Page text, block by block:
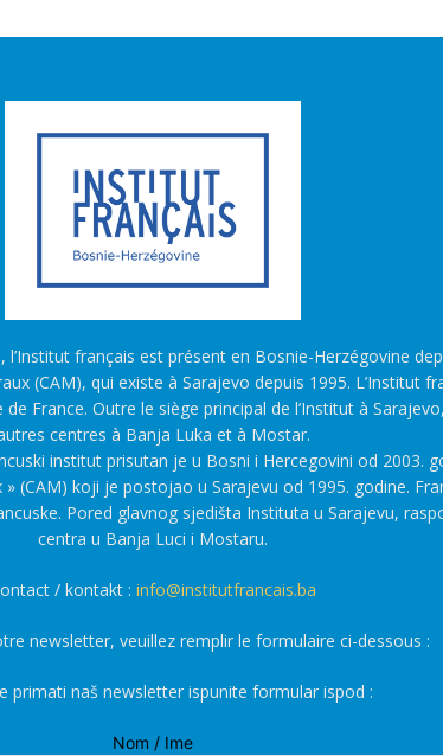
français est présent en Bosnie-Herzégovine
(CAM), qui existe à Sarajevo depuis 1995. L’Institut
France. Outre le siège principal de l’Institut à
centres à Banja Luka et à Mostar.
institut prisutan je u Bosni i Hercegovini od 2003.
(CAM) koji je postojao u Sarajevu od 1995. godine.
Pored glavnog sjedišta Instituta u Sarajevu,
centra u Banja Luci i Mostaru.
/ kontakt : info@institutfrancais.ba
newsletter, veuillez remplir le formulaire ci-dessous :
primati naš newsletter ispunite formular ispod :
Nom / Ime